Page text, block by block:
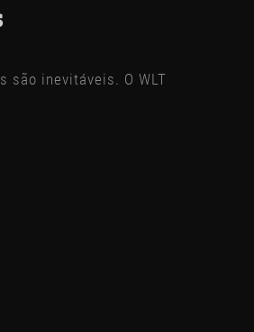
são inevitáveis. O WLT